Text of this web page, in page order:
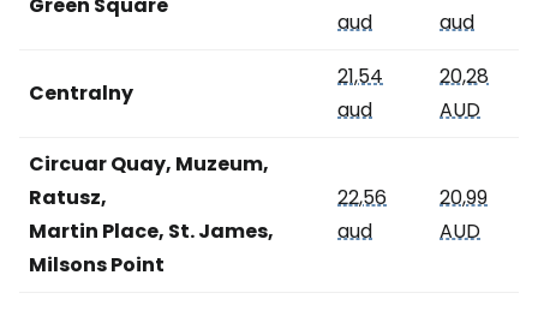
aud
aud
Centralny
21,54
aud
20,28
AUD
Circuar Quay, Muzeum,
Ratusz,
Martin Place, St. James,
Milsons Point
22,56
aud
20,99
AUD